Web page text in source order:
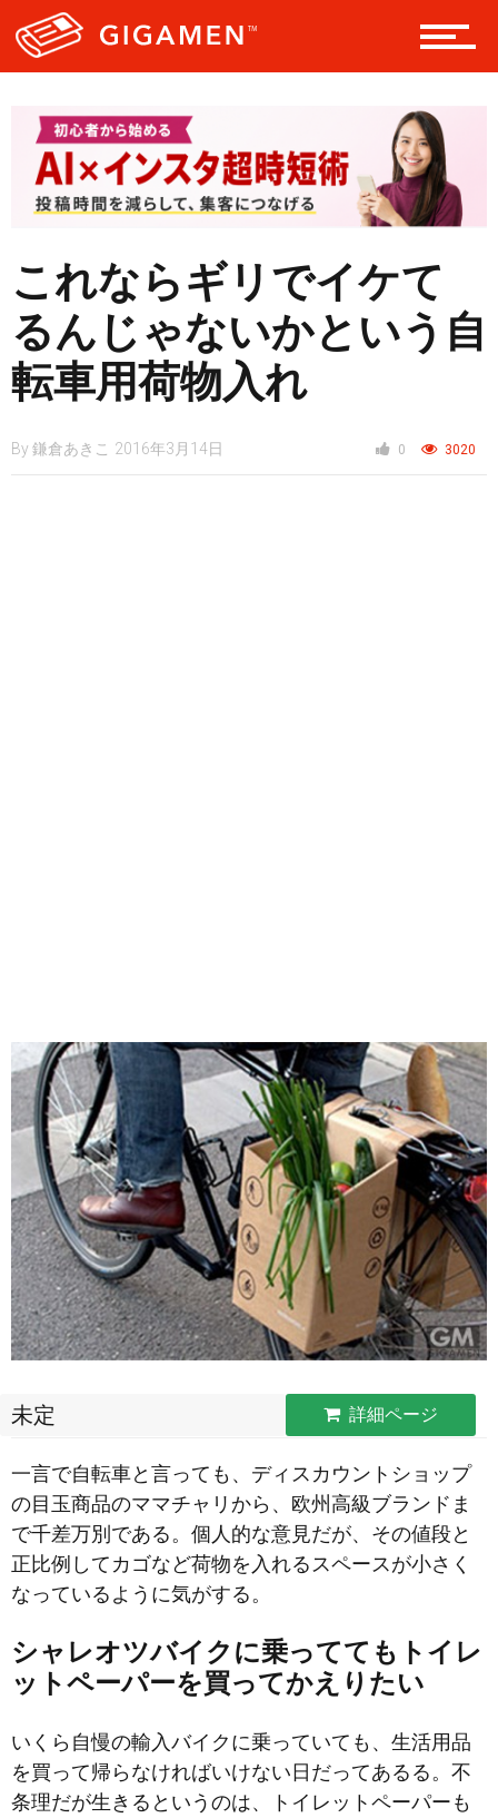
ヘルス・健康
スタイル
仮想通貨
スマートフォン
これならギリでイケて
るんじゃないかという自
転車用荷物入れ
By 鎌倉あきこ 2016年3月14日 0 3020
未定 詳細ページ
一言で自転車と言っても、ディスカウントショップ
の目玉商品のママチャリから、欧州高級ブランドま
で千差万別である。個人的な意見だが、その値段と
正比例してカゴなど荷物を入れるスペースが小さく
なっているように気がする。
シャレオツバイクに乗っててもトイレ
ットペーパーを買ってかえりたい
いくら自慢の輸入バイクに乗っていても、生活用品
を買って帰らなければいけない日だってあるる。不
条理だが生きるというのは、トイレットペーパーも